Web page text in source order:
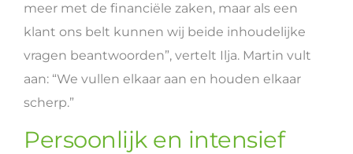
meer met de financiële zaken, maar als een
klant ons belt kunnen wij beide inhoudelijke
vragen beantwoorden”, vertelt Ilja. Martin vult
aan: “We vullen elkaar aan en houden elkaar
scherp.”
Persoonlijk en intensief